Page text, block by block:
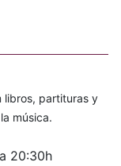
libros, partituras y
música.
20:30h